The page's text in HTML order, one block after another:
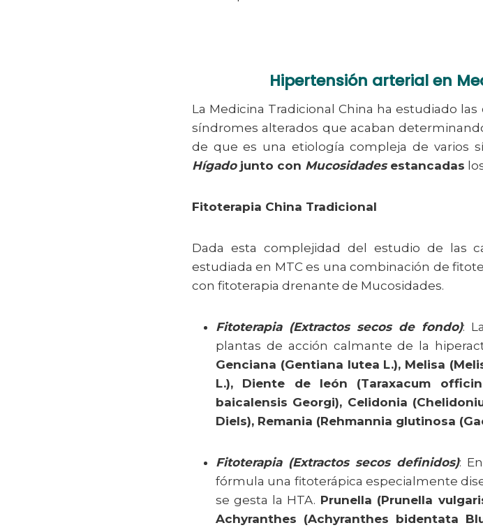
Hipertensión arterial en
La Medicina Tradicional China ha estudiado
síndromes alterados que acaban
de que es una etiología compleja de varios
Hígadojunto con Mucosidadesestancadas
Fitoterapia China Tradicional
Dada esta complejidad del estudio de las
estudiada en MTC es una combinación de
con fitoterapia drenante de Mucosidades.
Fitoterapia (Extractos secos de fondo):
plantas de acción calmante de la
Genciana (Gentiana lutea L.), Melisa
L.), Diente de león (Taraxacum
baicalensis Georgi), Celidonia
Diels), Remania (Rehmannia glutinosa
Fitoterapia (Extractos secos definidos):
fórmula una fitoterápica especialmente
se gesta la HTA. Prunella (Prunella
Achyranthes (Achyranthes bidentata